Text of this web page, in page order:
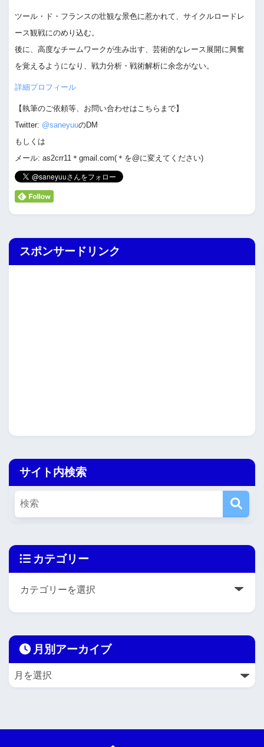
ツール・ド・フランスの壮観な景色に惹かれて、サイクルロードレ
ース観戦にのめり込む。
後に、高度なチームワークが生み出す、芸術的なレース展開に興奮
を覚えるようになり、戦力分析・戦術解析に余念がない。
詳細プロフィール
【執筆のご依頼等、お問い合わせはこちらまで】
Twitter: @saneyuuのDM
もしくは
メール: as2crr11＊gmail.com(＊を@に変えてください)
スポンサードリンク
サイト内検索
カテゴリー
月別アーカイブ